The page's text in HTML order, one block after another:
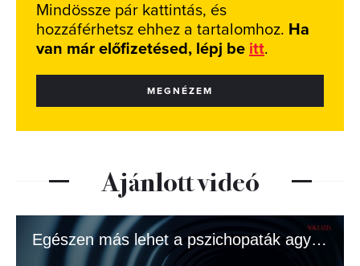
Mindössze pár kattintás, és
hozzáférhetsz ehhez a tartalomhoz. Ha
van már előfizetésed, lépj be itt.
MEGNÉZEM
Ajánlott videó
Egészen más lehet a pszichopaták agya, mint hittük